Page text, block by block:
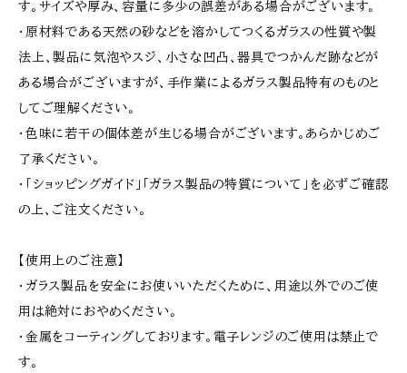
す。サイズや厚み、容量に多少の誤差がある場合がございます。
・原材料である天然の砂などを溶かしてつくるガラスの性質や製
法上、製品に気泡やスジ、小さな凹凸、器具でつかんだ跡などが
ある場合がございますが、手作業によるガラス製品特有のものと
してご理解ください。
・色味に若干の個体差が生じる場合がございます。あらかじめご
了承ください。
・「ショッピングガイド」「ガラス製品の特質について」を必ずご確認
の上、ご注文ください。
【使用上のご注意】
・ガラス製品を安全にお使いいただくために、用途以外でのご使
用は絶対におやめください。
・金属をコーティングしております。電子レンジのご使用は禁止で
す。